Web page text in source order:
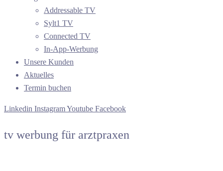
Addressable TV
Sylt1 TV
Connected TV
In-App-Werbung
Unsere Kunden
Aktuelles
Termin buchen
Linkedin InstagramYoutube Facebook
tv werbung für arztpraxen